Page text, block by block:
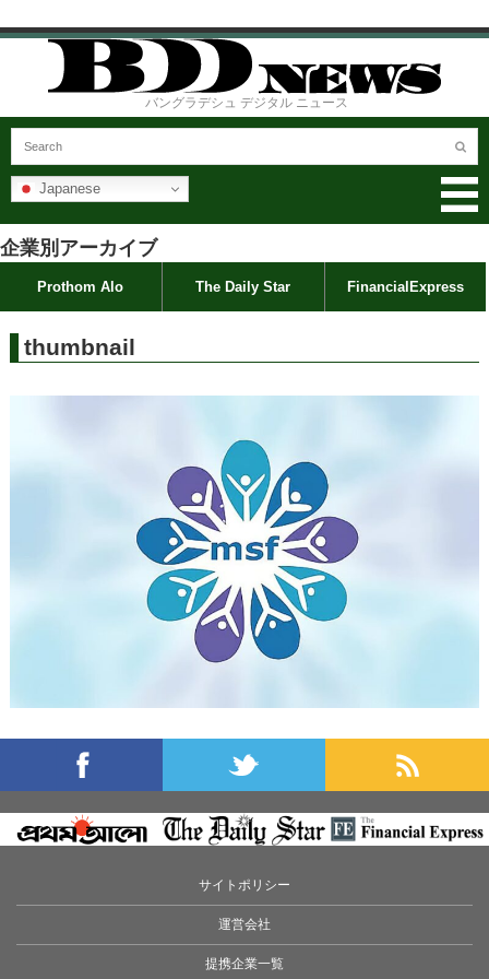
バングラデシュ デジタル ニュース
Japanese
企業別アーカイブ
Prothom Alo The Daily Star FinancialExpress
thumbnail
サイトポリシー
運営会社
提携企業一覧